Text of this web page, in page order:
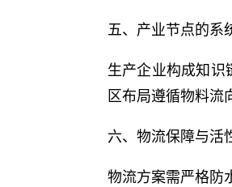
五、产业节点的系
生产企业构成知识
区布局遵循物料流
六、物流保障与活
物流方案需严格防